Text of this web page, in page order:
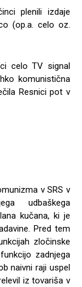
plenili izdaje
(op.a. celo oz.
celo TV signal
komunistična
Resnici pot v
v SRS v
udbaškega
kučana, ki je
Pred tem
zločinske
zadnjega
naivni raji uspel
iz tovariša v